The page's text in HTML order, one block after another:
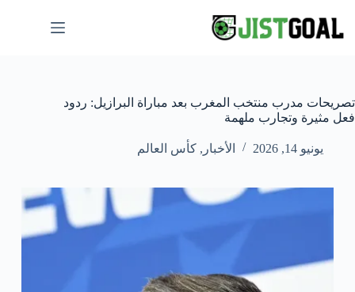
المحتوى
تصريحات مدرب منتخب المغرب بعد مباراة البرازيل: ردود
فعل مثيرة وتجارب ملهمة
يونيو 14, 2026 الأخبار , كأس العالم